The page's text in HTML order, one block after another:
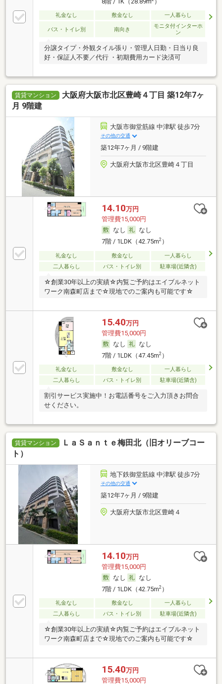
礼金なし 敷金なし 一人暮らし
バス・トイレ別 南向き
モニタ付インターホ
ン
分譲タイプ・外観タイル張り・管理人日勤・日当り良
好・保証人不要／代行 ・初期費用カード決済可
賃貸マンション
大阪府大阪市北区豊崎４丁目 築12年7ヶ
月 9階建
大阪市御堂筋線 中津駅 徒歩7分
その他の交通
築12年7ヶ月 / 9階建
大阪府大阪市北区豊崎４丁目
14.10万円
管理費15,000円
なし
なし
7階 / 1LDK（42.75m2）
礼金なし 敷金なし
一人暮らし
二人暮らし
バス・トイレ別 駐車場(近隣含)
☆創業30年以上の実績☆内覧ご予約はエイブルネット
ワーク南森町店まで☆現地でのご案内も可能です☆
15.40万円
管理費15,000円
なし
なし
7階 / 1LDK（47.45m2）
礼金なし 敷金なし
一人暮らし
二人暮らし
バス・トイレ別 駐車場(近隣含)
割引サービス実施中！お電話番号をご入力頂きお問合
せください。
賃貸マンション
ＬａＳａｎｔｅ梅田北（旧オリーブコー
ト）
地下鉄御堂筋線 中津駅 徒歩7分
その他の交通
築12年7ヶ月 / 9階建
大阪府大阪市北区豊崎４
14.10万円
管理費15,000円
なし
なし
7階 / 1LDK（42.75m2）
礼金なし 敷金なし
一人暮らし
二人暮らし
バス・トイレ別 駐車場(近隣含)
☆創業30年以上の実績☆内覧ご予約はエイブルネット
ワーク南森町店まで☆現地でのご案内も可能です☆
15.40万円
管理費15,000円